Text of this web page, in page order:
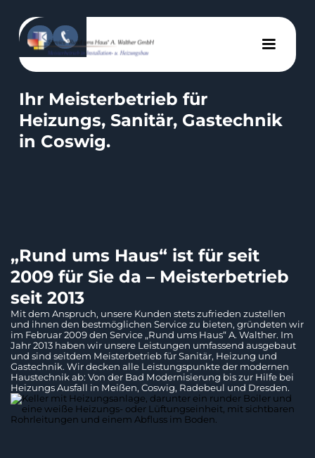
Ihr Meisterbetrieb für
Heizungs, Sanitär, Gastechnik
in Coswig.
„Rund ums Haus“ ist für seit
2009 für Sie da – Meisterbetrieb
seit 2013
Mit dem Anspruch, unsere Kunden stets zufrieden zustellen
und ihnen den bestmöglichen Service zu bieten, gründeten wir
im Februar 2009 den Service „Rund ums Haus“ A. Walther. Im
Jahr 2013 haben wir unsere Leistungen umfassend ausgebaut
und sind seitdem Meisterbetrieb für Sanitär, Heizung und
Gastechnik. Wir decken alle Leistungspunkte der modernen
Haustechnik ab: Von der Bad Modernisierung bis zur Hilfe bei
Heizungs Ausfall in Meißen, Coswig, Radebeul und Dresden.